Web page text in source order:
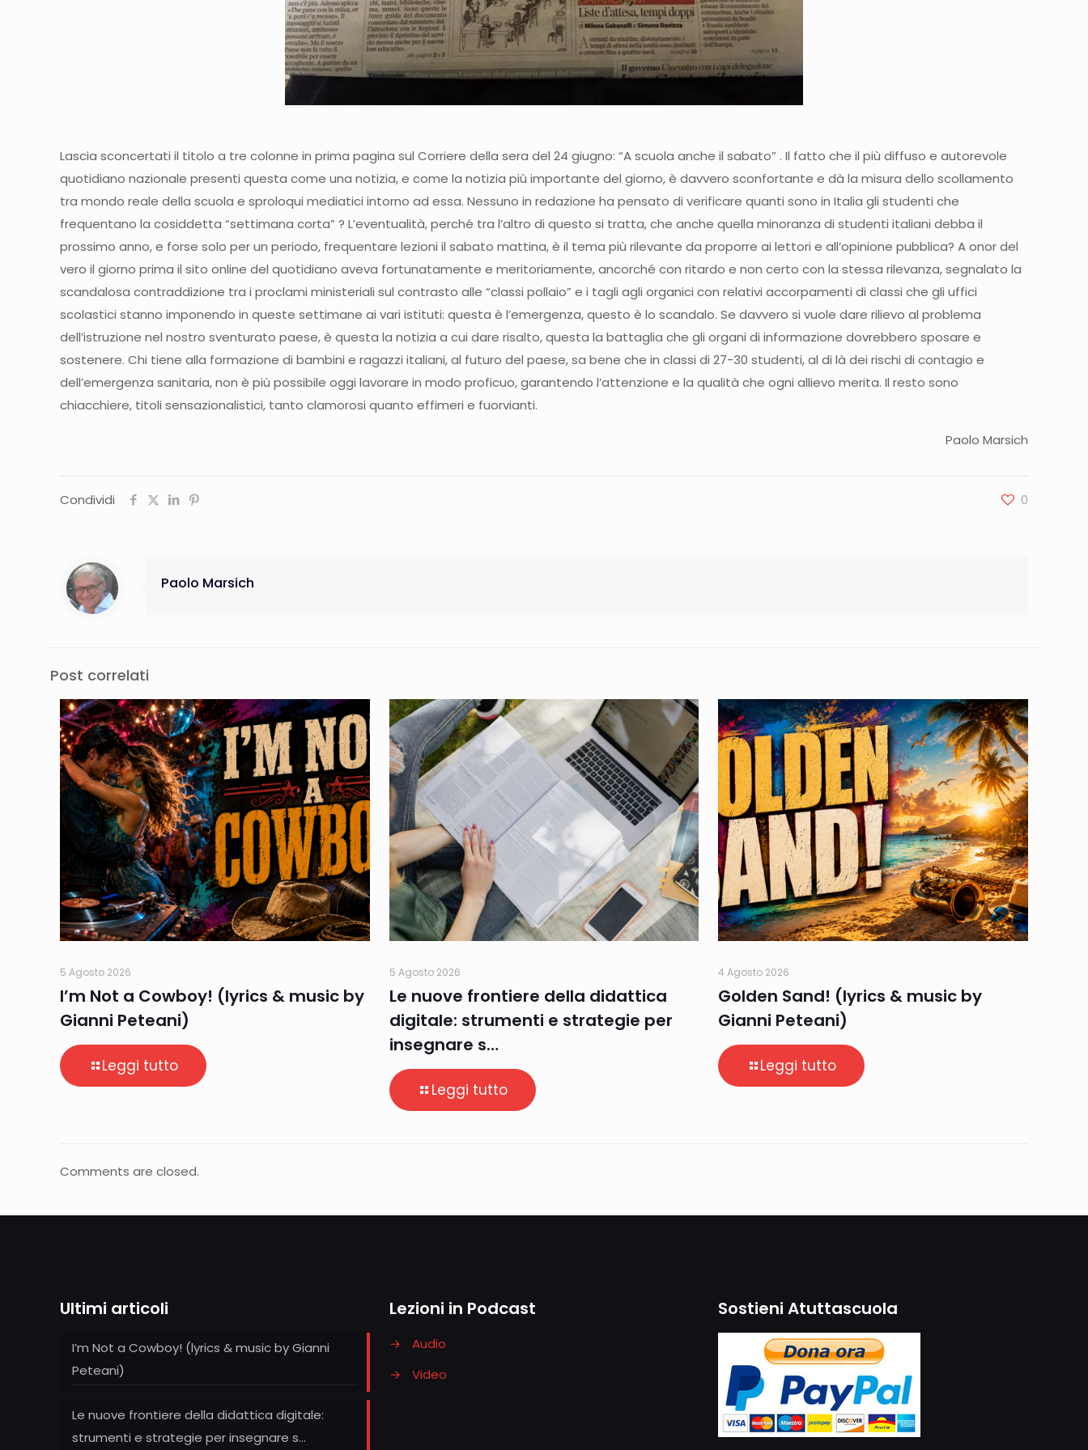
Lascia sconcertati il titolo a tre colonne in prima pagina sul Corriere della sera del 24 giugno: “A scuola anche il sabato” . Il fatto che il più diffuso e autorevole
quotidiano nazionale presenti questa come una notizia, e come la notizia più importante del giorno, è davvero sconfortante e dà la misura dello scollamento
tra mondo reale della scuola e sproloqui mediatici intorno ad essa. Nessuno in redazione ha pensato di verificare quanti sono in Italia gli studenti che
frequentano la cosiddetta “settimana corta” ? L’eventualità, perché tra l’altro di questo si tratta, che anche quella minoranza di studenti italiani debba il
prossimo anno, e forse solo per un periodo, frequentare lezioni il sabato mattina, è il tema più rilevante da proporre ai lettori e all’opinione pubblica? A onor del
vero il giorno prima il sito online del quotidiano aveva fortunatamente e meritoriamente, ancorché con ritardo e non certo con la stessa rilevanza, segnalato la
scandalosa contraddizione tra i proclami ministeriali sul contrasto alle “classi pollaio” e i tagli agli organici con relativi accorpamenti di classi che gli uffici
scolastici stanno imponendo in queste settimane ai vari istituti: questa è l’emergenza, questo è lo scandalo. Se davvero si vuole dare rilievo al problema
dell’istruzione nel nostro sventurato paese, è questa la notizia a cui dare risalto, questa la battaglia che gli organi di informazione dovrebbero sposare e
sostenere. Chi tiene alla formazione di bambini e ragazzi italiani, al futuro del paese, sa bene che in classi di 27-30 studenti, al di là dei rischi di contagio e
dell’emergenza sanitaria, non è più possibile oggi lavorare in modo proficuo, garantendo l’attenzione e la qualità che ogni allievo merita. Il resto sono
chiacchiere, titoli sensazionalistici, tanto clamorosi quanto effimeri e fuorvianti.
Paolo Marsich
Condividi 0
Paolo Marsich
Post correlati
5 Agosto 2026
I’m Not a Cowboy! (lyrics & music by
Gianni Peteani)
Leggi tutto
5 Agosto 2026
Le nuove frontiere della didattica
digitale: strumenti e strategie per
insegnare s…
Leggi tutto
4 Agosto 2026
Golden Sand! (lyrics & music by
Gianni Peteani)
Leggi tutto
Comments are closed.
Ultimi articoli
I’m Not a Cowboy! (lyrics & music by Gianni
Peteani)
Le nuove frontiere della didattica digitale:
strumenti e strategie per insegnare s…
Lezioni in Podcast
→
Audio
→
Video
Sostieni Atuttascuola